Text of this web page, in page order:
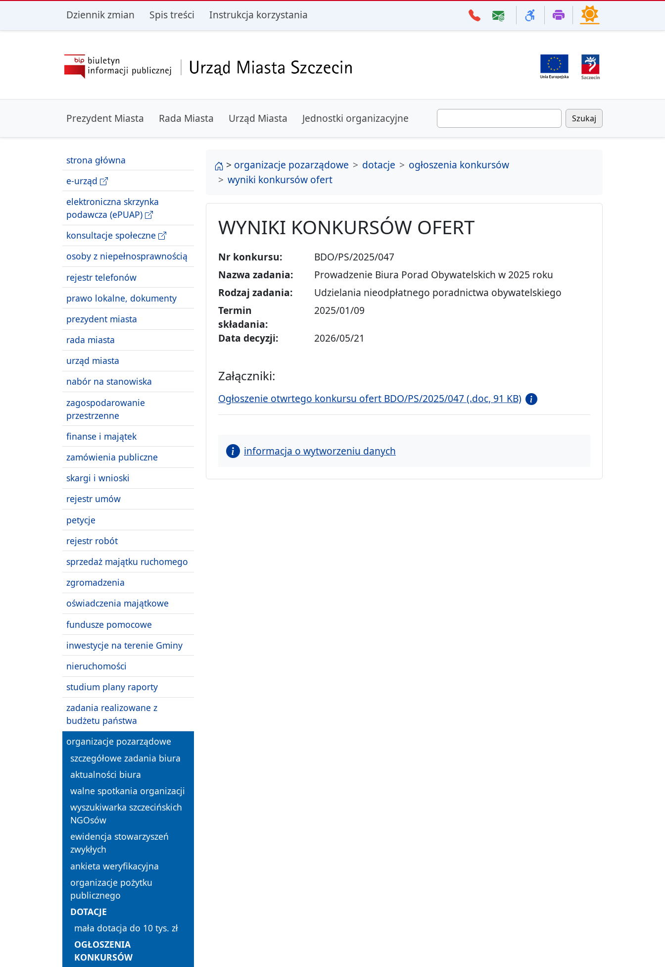
przejdź do głównego menu przejdź do treści
Dziennik zmian Spis treści Instrukcja korzystania
Prezydent Miasta Rada Miasta Urząd Miasta Jednostki organizacyjne Szukaj
strona główna
e-urząd
elektroniczna skrzynka
podawcza (ePUAP)
konsultacje społeczne
osoby z niepełnosprawnością
rejestr telefonów
prawo lokalne, dokumenty
prezydent miasta
rada miasta
urząd miasta
nabór na stanowiska
zagospodarowanie
przestrzenne
finanse i majątek
zamówienia publiczne
skargi i wnioski
rejestr umów
petycje
rejestr robót
sprzedaż majątku ruchomego
zgromadzenia
oświadczenia majątkowe
fundusze pomocowe
inwestycje na terenie Gminy
nieruchomości
studium plany raporty
zadania realizowane z
budżetu państwa
organizacje pozarządowe
szczegółowe zadania biura
aktualności biura
walne spotkania organizacji
wyszukiwarka szczecińskich
NGOsów
ewidencja stowarzyszeń
zwykłych
ankieta weryfikacyjna
organizacje pożytku
publicznego
DOTACJE
mała dotacja do 10 tys. zł
OGŁOSZENIA
KONKURSÓW
strona główna
> organizacje pozarządowe dotacje
ogłoszenia konkursów
wyniki konkursów ofert
WYNIKI KONKURSÓW OFERT
Nr konkursu:
BDO/PS/2025/047
Nazwa zadania:
Prowadzenie Biura Porad Obywatelskich w 2025 roku
Rodzaj zadania:
Udzielania nieodpłatnego poradnictwa obywatelskiego
Termin
składania:
2025/01/09
Data decyzji: 2026/05/21
Załączniki:
Ogłoszenie otwrtego konkursu ofert BDO/PS/2025/047 (.doc, 91 KB)
informacja o wytworzeniu danych